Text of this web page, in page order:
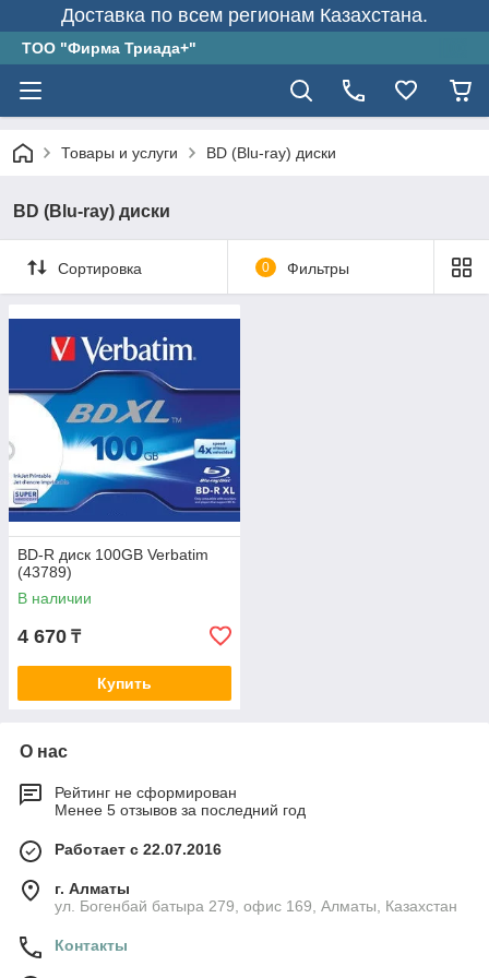
Доставка по всем регионам Казахстана.
ТОО "Фирма Триада+"
Товары и услуги BD (Blu-ray) диски
BD (Blu-ray) диски
Сортировка 0 Фильтры
BD-R диск 100GB Verbatim
(43789)
В наличии
4 670 ₸
Купить
О нас
Рейтинг не сформирован
Менее 5 отзывов за последний год
Работает с 22.07.2016
г. Алматы
ул. Богенбай батыра 279, офис 169, Алматы, Казахстан
Контакты